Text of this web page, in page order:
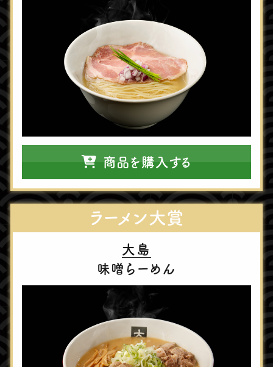
商品を購入する
ラーメン⼤賞
⼤島
味噌らーめん